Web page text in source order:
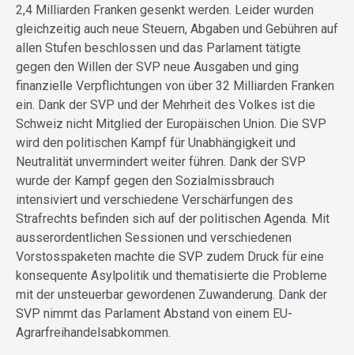
2,4 Milliarden Franken gesenkt werden. Leider wurden
gleichzeitig auch neue Steuern, Abgaben und Gebühren auf
allen Stufen beschlossen und das Parlament tätigte
gegen den Willen der SVP neue Ausgaben und ging
finanzielle Verpflichtungen von über 32 Milliarden Franken
ein. Dank der SVP und der Mehrheit des Volkes ist die
Schweiz nicht Mitglied der Europäischen Union. Die SVP
wird den politischen Kampf für Unabhängigkeit und
Neutralität unvermindert weiter führen. Dank der SVP
wurde der Kampf gegen den Sozialmissbrauch
intensiviert und verschiedene Verschärfungen des
Strafrechts befinden sich auf der politischen Agenda. Mit
ausserordentlichen Sessionen und verschiedenen
Vorstosspaketen machte die SVP zudem Druck für eine
konsequente Asylpolitik und thematisierte die Probleme
mit der unsteuerbar gewordenen Zuwanderung. Dank der
SVP nimmt das Parlament Abstand von einem EU-
Agrarfreihandelsabkommen.